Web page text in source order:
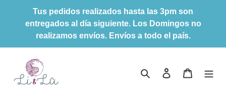
directamente
Tus pedidos realizados hasta las 3pm son
entregados al día siguiente. Los Domingos no
realizamos envíos. Envíos a todo el país.
Buscar Ingresar Carrito